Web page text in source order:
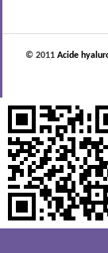
© 2011Acide